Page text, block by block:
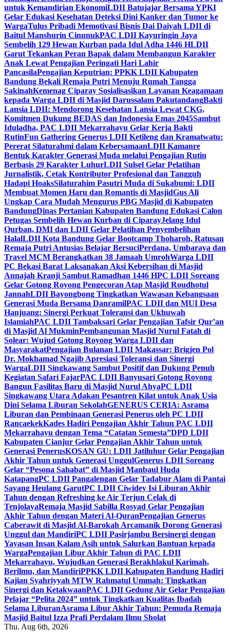
untuk Kemandirian EkonomiLDII Batujajar Bersama YPKI
Gelar Edukasi Kesehatan Deteksi Dini Kanker dan Tumor ke
WargaTulus Pribadi Memotivasi Bisnis Dai Daiyah LDII di
Baitul Manshurin CinunukPAC LDII Kayuringin Jaya
Sembelih 129 Hewan Kurban pada Idul Adha 1446 HLDII
Garut Tekankan Peran Bapak dalam Membangun Karakter
Anak Lewat Pengajian Peringati Hari Lahir
PancasilaPengajian Keputrian: PPKK LDII Kabupaten
Bandung Bekali Remaja Putri Menuju Rumah Tangga
SakinahKemenag Ciparay Sosialisasikan Layanan Keagamaan
kepada Warga LDII di Masjid Darussalam PakutandangBakti
Lansia LDII: Mendorong Kesehatan Lansia Lewat CKG,
Komitmen Dukung BEDAS dan Indonesia Emas 2045Sambut
Iduladha, PAC LDII Mekarrahayu Gelar Kerja Bakti
RutinFun Gathering Generus LDII Ketileng dan Kramatwatu:
Pererat Silaturahmi dalam KebersamaanLDII Kamanre
Bentuk Karakter Generasi Muda melalui Pengajian Rutin
Berbasis 29 Karakter LuhurLDII Sulsel Gelar Pelatihan
Jurnalistik, Cetak Kontributor Profesional dan Tangguh
Hadapi HoaksSilaturahim Pasutri Muda di Sukabumi: LDII
Membuat Momen Haru dan Romantis di MasjidGus Ali
Ungkap Cara Mudah Mengurus PBG Masjid di Kabupaten
BandungDinas Pertanian Kabupaten Bandung Edukasi Calon
Petugas Sembelih Hewan Kurban di CiparayJelang Idul
Qurban, DMI dan LDII Gelar Pelatihan Penyembelihan
HalalLDII Kota Bandung Gelar Bootcamp Thoharoh, Ratusan
Remaja Putri Antusias Belajar BersuciPerdana, Umbaraya dan
Travel MCM Berangkatkan 38 Jamaah UmrohWarga LDII
PC Bekasi Barat Laksanakan Aksi Kebersihan di Masjid
Annajah Kranji Sambut Ramadhan 1446 HPC LDII Soreang
Gelar Gotong Royong Pengecoran Atap Masjid Roudhotul
JannahLDII Bayongbong Tingkatkan Wawasan Kebangsaan
Generasi Muda Bersama DanramilPAC LDII dan MUI Desa
Hanjuang: Sinergi Perkuat Toleransi dan Ukhuwah
IslamiahPAC LDII Tambaksari Gelar Pengajian Tafsir Qur’an
di Masjid Al MukminPembangunan Masjid Nurul Fatah di
Solear: Wujud Gotong Royong Warga LDII dan
MasyarakatPengajian Bulanan LDII Makassar: Brigjen Pol
Dr. Mokhamad Ngajib Apresiasi Toleransi dan Sinergi
WargaLDII Singkawang Sambut Positif dan Dukung Penuh
Kegiatan Safari FajarPAC LDII Banyusari Gotong Royong
Bangun Fasilitas Baru di Masjid Nurul AhyaPC LDII
Singkawang Utara Adakan Pesantren Kilat untuk Anak Usia
Dini Selama Liburan SekolahGENERUS CERIA: Asrama
Liburan dan Pembinaan Generasi Penerus oleh PC LDII
RancaekekKades Hadiri Pengajian Akhir Tahun PAC LDII
Mekarrahayu dengan Tema “Catatan Semesta”DPD LDII
Kabupaten Cianjur Gelar Pengajian Akhir Tahun untuk
Generasi PenerusKOSAN GU: LDII Jatiluhur Gelar Pengajian
Akhir Tahun untuk Generasi UnggulGenerus LDII Soreang
Gelar “Pesona Sahabat” di Masjid Manbaul Huda
KatapangPC LDII Pangalengan Gelar Tadabur Alam di Pantai
Sayang Heulang GarutPC LDII Ciwidey Isi Liburan Akhir
Tahun dengan Refreshing ke Air Terjun Celak di
TenjolayaRemaja Masjid Sabilla Rosyad Gelar Pengajian
Akhir Tahun dengan Materi Al-QuranPengajian Generus
Caberawit di Masjid Al-Barokah Arcamanik Dorong Generasi
Unggul dan MandiriPC LDII Pasirjambu Bersinergi dengan
Yayasan Insan Kalam Asih untuk Salurkan Bantuan kepada
WargaPengajian Libur Akhir Tahun di PAC LDII
Mekarrahayu, Wujudkan Generasi Berakhlakul Karimah,
Berilmu, dan MandiriPPKK LDII Kabupaten Bandung Hadiri
Kajian Syahriyyah MTW Rahmatul Ummah: Tingkatkan
Sinergi dan KetakwaanPAC LDII Gedung Air Gelar Pengajian
Pelajar “Pelita 2024” untuk Tingkatkan Kualitas Ibadah
Selama LiburanAsrama Libur Akhir Tahun: Pemuda Remaja
Masjid Baitul Izza Prafi Perdalam Ilmu Sholat
Thu. Aug 6th, 2026